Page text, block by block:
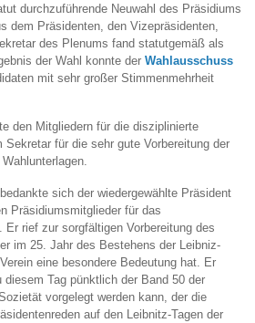
durchzuführende Neuwahl des Präsidiums
dem Präsidenten, den Vizepräsidenten,
des Plenums fand statutgemäß als
der Wahl konnte derWahlausschuss
mit sehr großer Stimmenmehrheit
den Mitgliedern für die disziplinierte
Sekretar für die sehr gute Vorbereitung der
sich der wiedergewählte Präsident
Präsidiumsmitglieder für das
Er rief zur sorgfältigen Vorbereitung des
im 25. Jahr des Bestehens der Leibniz-
eine besondere Bedeutung hat. Er
Tag pünktlich der Band 50 der
vorgelegt werden kann, der die
auf den Leibnitz-Tagen der